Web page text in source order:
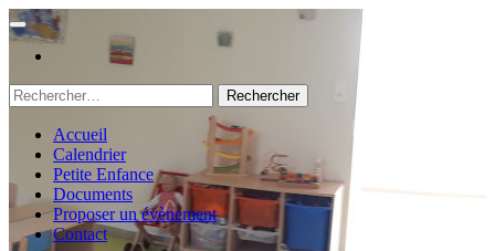
Rechercher :
Accueil
Calendrier
Petite Enfance
Documents
Proposer un évènement
Contact